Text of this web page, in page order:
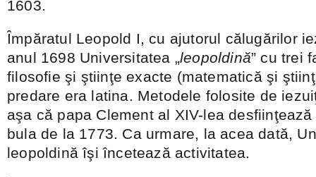
1603.
Împăratul Leopold I, cu ajutorul călugărilor
anul 1698 Universitatea „leopoldină” cu trei
filosofie şi ştiinţe exacte (matematică şi
predare era latina. Metodele folosite de
aşa că papa Clement al XIV-lea
bula de la 1773. Ca urmare, la acea dată,
leopoldină îşi încetează activitatea.